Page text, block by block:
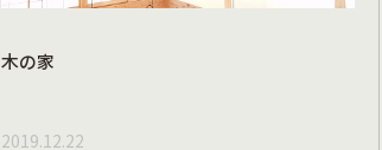
木の家
2019.12.22